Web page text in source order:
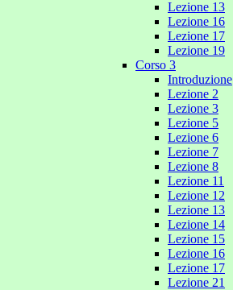
Lezione 13
Lezione 16
Lezione 17
Lezione 19
Corso 3
Introduzione
Lezione 2
Lezione 3
Lezione 5
Lezione 6
Lezione 7
Lezione 8
Lezione 11
Lezione 12
Lezione 13
Lezione 14
Lezione 15
Lezione 16
Lezione 17
Lezione 21